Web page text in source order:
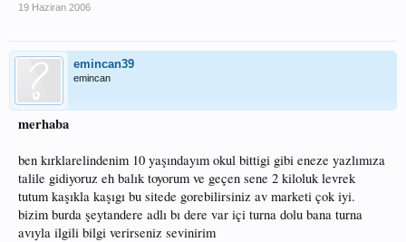
19 Haziran 2006
emincan39
emincan
merhaba
ben kırklarelindenim 10 yaşındayım okul bittigi gibi eneze yazlımıza
talile gidiyoruz eh balık toyorum ve geçen sene 2 kiloluk levrek
tutum kaşıkla kaşıgı bu sitede gorebilirsiniz av marketi çok iyi.
bizim burda şeytandere adlı bı dere var içi turna dolu bana turna
avıyla ilgili bilgi verirseniz sevinirim